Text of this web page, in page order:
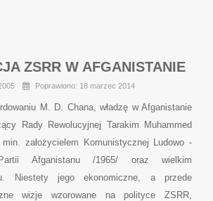
ZSRR W AFGANISTANIE
Poprawiono: 18 marzec 2014
M. D. Chana, władzę w Afganistanie
Rady Rewolucyjnej Tarakim Muhammed
założycielem Komunistycznej Ludowo -
Partii Afganistanu /1965/ oraz wielkim
Niestety jego ekonomiczne, a przede
wizje wzorowane na polityce ZSRR,